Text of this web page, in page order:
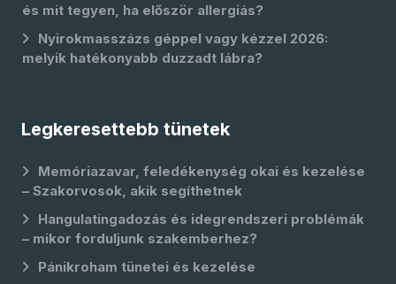
és mit tegyen, ha először allergiás?
Nyirokmasszázs géppel vagy kézzel 2026:
melyik hatékonyabb duzzadt lábra?
Legkeresettebb tünetek
Memóriazavar, feledékenység okai és kezelése
– Szakorvosok, akik segíthetnek
Hangulatingadozás és idegrendszeri problémák
– mikor forduljunk szakemberhez?
Pánikroham tünetei és kezelése